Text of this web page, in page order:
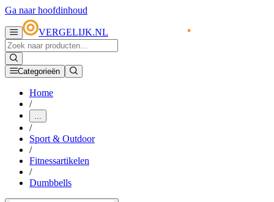
Ga naar hoofdinhoud
VERGELIJK.NL
Categorieën
Home
/
...
/
Sport & Outdoor
/
Fitnessartikelen
/
Dumbbells